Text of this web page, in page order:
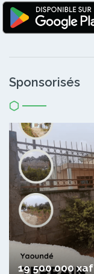
Sponsorisés
19 500 000 xaf